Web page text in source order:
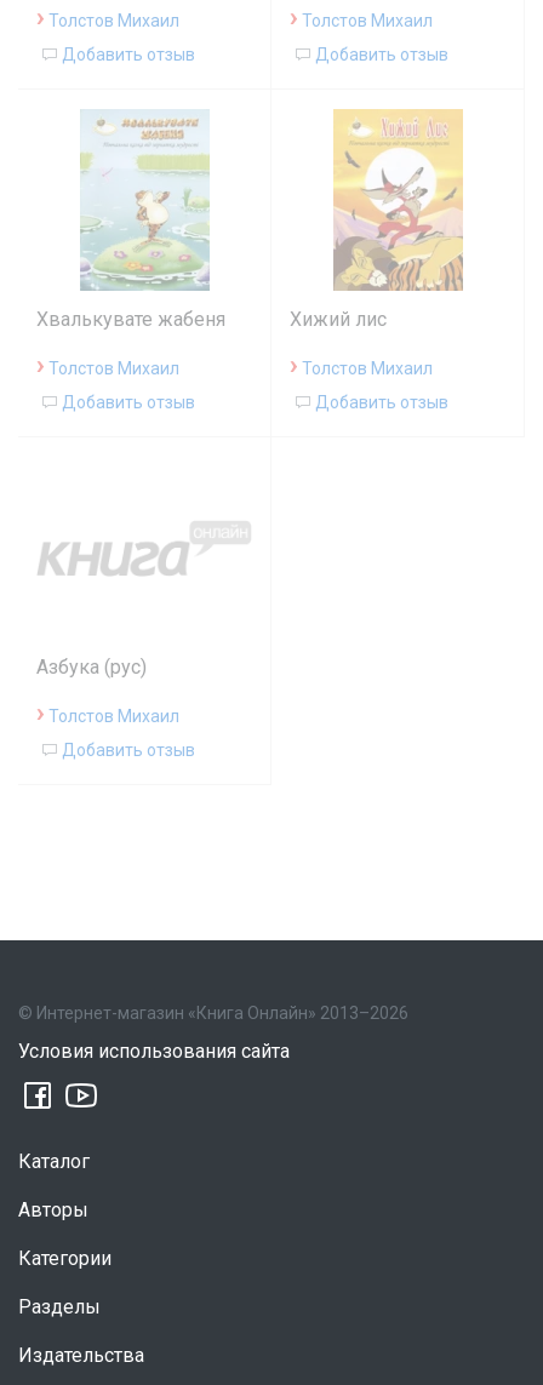
› Толстов Михаил
Добавить отзыв
› Толстов Михаил
Добавить отзыв
Хвалькувате жабеня
› Толстов Михаил
Добавить отзыв
Хижий лис
› Толстов Михаил
Добавить отзыв
Азбука (рус)
› Толстов Михаил
Добавить отзыв
© Интернет-магазин «Книга Онлайн» 2013–2026
Условия использования сайта
Каталог
Авторы
Категории
Разделы
Издательства